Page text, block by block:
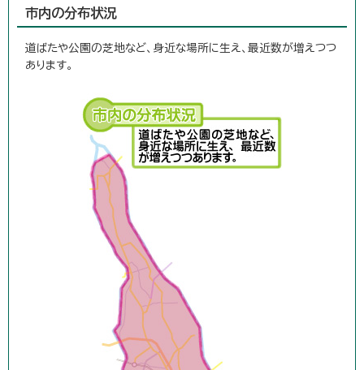
市内の分布状況
道ばたや公園の芝地など、身近な場所に生え、最近数が増えつつ
あります。